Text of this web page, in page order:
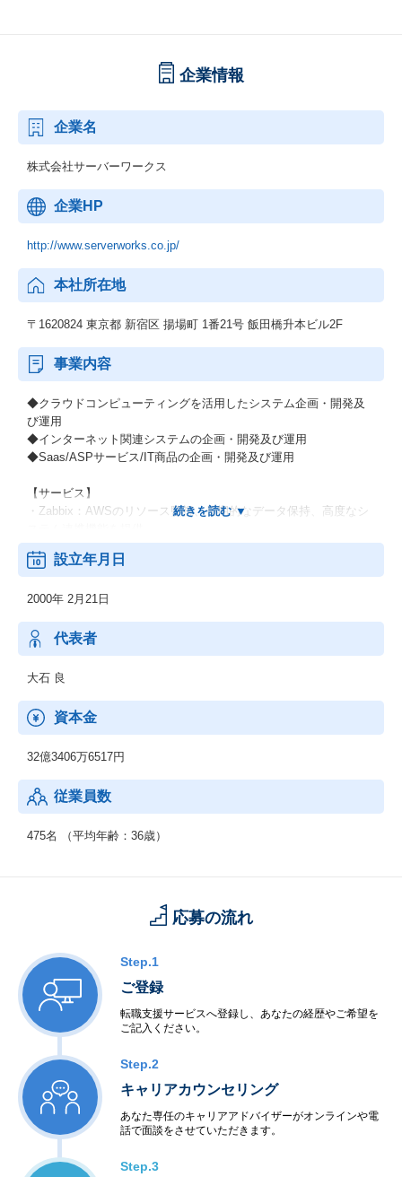
企業情報
企業名
株式会社サーバーワークス
企業HP
http://www.serverworks.co.jp/
本社所在地
〒1620824 東京都 新宿区 揚場町 1番21号 飯田橋升本ビル2F
事業内容
◆クラウドコンピューティングを活用したシステム企画・開発及
び運用
◆インターネット関連システムの企画・開発及び運用
◆Saas/ASPサービス/IT商品の企画・開発及び運用
【サービス】
・Zabbix：AWSのリソース監視、長期的なデータ保持、高度なシ
・Deep Security：AWSのセキュリティを自分で設計できる、総合
サーバーセキュリティ対策ソフトウェア
いるログデータや既存DBなどのエンタープライズビッグデータを
Redshiftに統合
設立年月日
2000年 2月21日
代表者
大石 良
資本金
32億3406万6517円
従業員数
475名 （平均年齢：36歳）
応募の流れ
Step.1
ご登録
転職支援サービスへ登録し、あなたの経歴やご希望を
ご記入ください。
Step.2
キャリアカウンセリング
あなた専任のキャリアアドバイザーがオンラインや電
話で面談をさせていただきます。
Step.3